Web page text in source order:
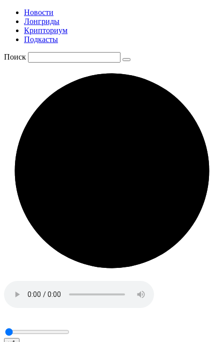
Новости
Лонгриды
Крипториум
Подкасты
Поиск